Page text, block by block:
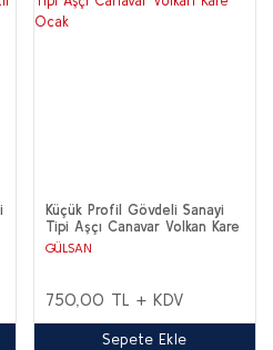
Küçük Profil Gövdeli Sanayi
Tipi Aşçı Canavar Volkan Kare
Ocak
GÜLSAN
750,00 TL + KDV
Sepete Ekle